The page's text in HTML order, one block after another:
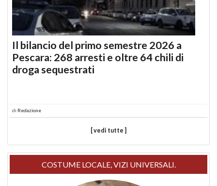
Il bilancio del primo semestre 2026 a
Pescara: 268 arresti e oltre 64 chili di
droga sequestrati
di Redazione
[ vedi tutte ]
COSTUME LOCALE, VIZI UNIVERSALI.